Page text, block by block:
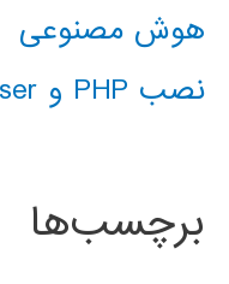
هوش مصنوعی
نصب PHP و composer در ویندوز 10
برچسب‌ها